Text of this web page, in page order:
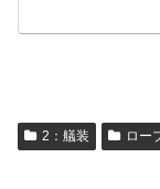
2：艤装 ロー